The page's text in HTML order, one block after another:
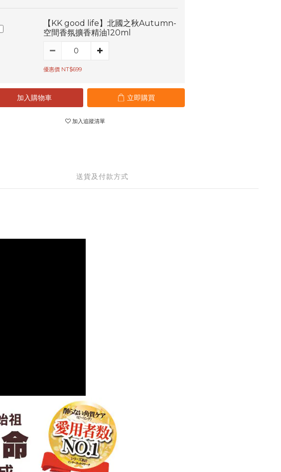
【KK good life】北國之秋Autumn-
空間香氛擴香精油120ml
優惠價 NT$699
加入購物車 立即購買
加入追蹤清單
送貨及付款方式